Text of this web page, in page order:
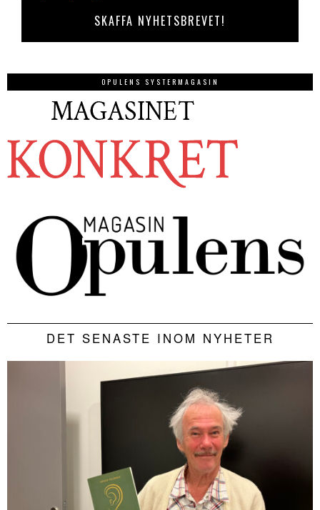
OPULENS SYSTERMAGASIN
DET SENASTE INOM NYHETER